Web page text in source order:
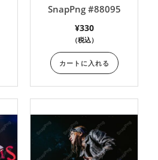
SnapPng #88095
¥330
（税込）
カートに入れる